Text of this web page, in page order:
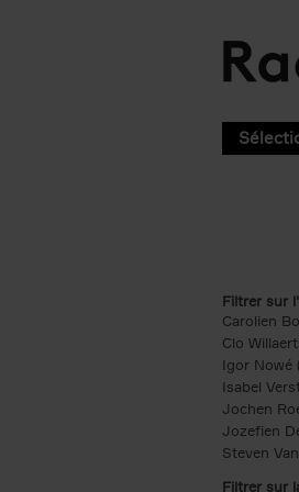
Filtrer sur
Carolien
Clo
Igor Nowé
Isabel
Jochen
Jozefien
Steven
Filtrer sur